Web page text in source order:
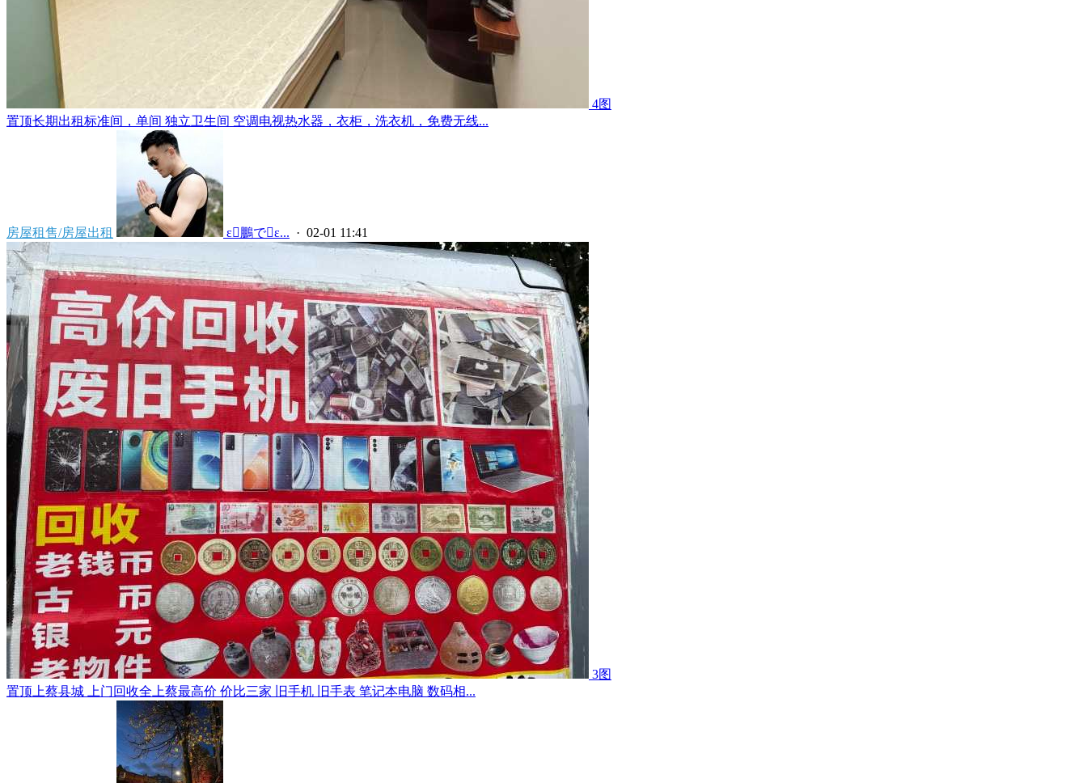
4图
置顶长期出租标准间，单间 独立卫生间 空调电视热水器，衣柜，洗衣机，免费无线...
房屋租售/房屋出租  ε鵬でε... · 02-01 11:41
3图
置顶 上蔡县城 上门回收全上蔡最高价 价比三家 旧手机 旧手表 笔记本电脑 数码相...